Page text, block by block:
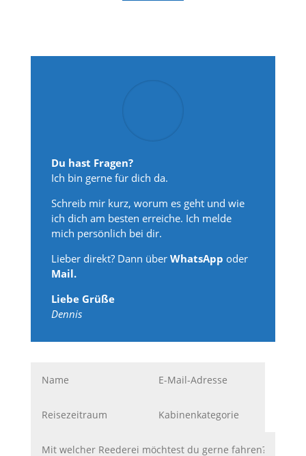
Du hast Fragen?
Ich bin gerne für dich da.
Schreib mir kurz, worum es geht und wie
ich dich am besten erreiche. Ich melde
mich persönlich bei dir.
Lieber direkt? Dann überWhatsApp oder
Mail.
Liebe Grüße
Dennis